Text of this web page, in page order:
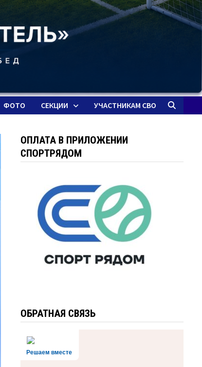
ФОТО СЕКЦИИ УЧАСТНИКАМ СВО
ОПЛАТА В ПРИЛОЖЕНИИ
СПОРТРЯДОМ
ОБРАТНАЯ СВЯЗЬ
Решаем вместе